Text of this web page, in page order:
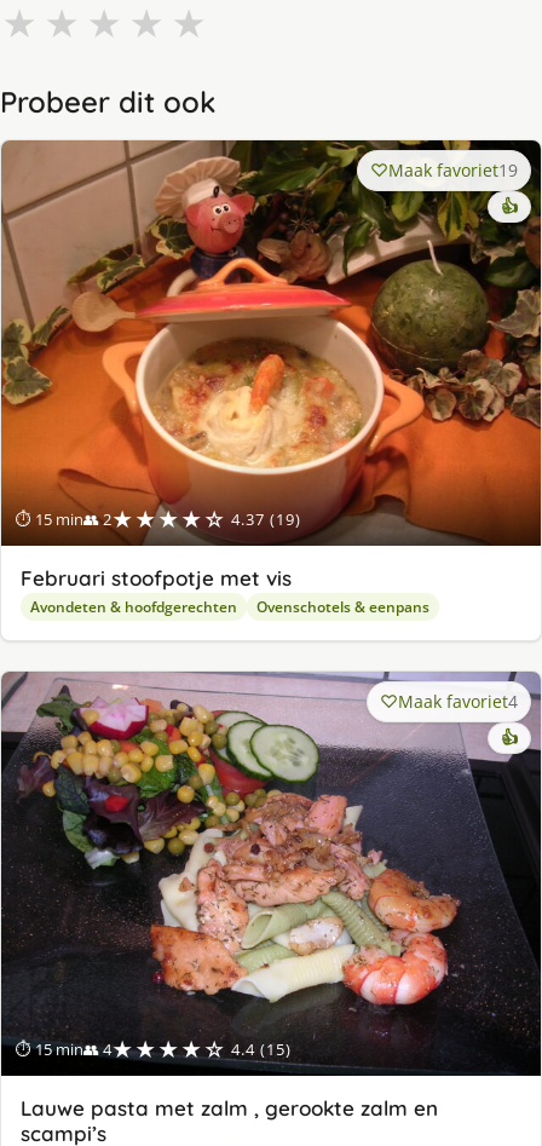
★ ★ ★ ★ ★
Probeer dit ook
⏱ 15 min👥 2★★★★☆ 4.37 (19)
Maak favoriet19
👍
Februari stoofpotje met vis
Avondeten & hoofdgerechten Ovenschotels & eenpans
⏱ 15 min👥 4★★★★☆ 4.4 (15)
Maak favoriet4
👍
Lauwe pasta met zalm , gerookte zalm en
scampi’s